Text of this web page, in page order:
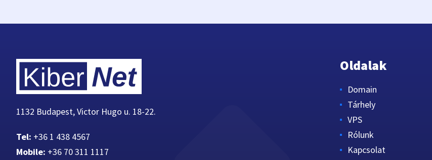
1132 Budapest, Victor Hugo u. 18-22.
Tel: +36 1 438 4567
Mobile: +36 70 311 1117
Oldalak
Domain
Tárhely
VPS
Rólunk
Kapcsolat